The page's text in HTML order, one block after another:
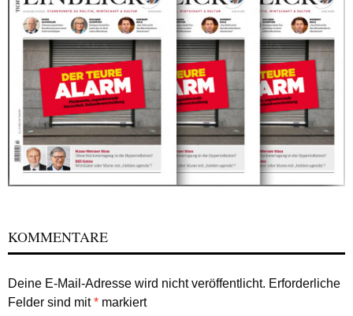
KOMMENTARE
Deine E-Mail-Adresse wird nicht veröffentlicht. Erforderliche
Felder sind mit* markiert